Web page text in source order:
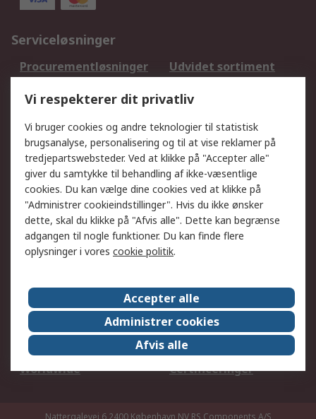
Serviceløsninger
Procurementløsninger
Udvidet sortiment
DesignSpark
Teknisk Support
Dit lokale salgsteam
Eksportløsninger
Support
Få hjælp
Returnering
Levering
Spor min ordre
Fakturakopi
Betalingsmuligheder
Fordele med Mit RS
Okdo
Om RS
Salgsbetingelser
Det juridiske
Pressecenter
Job hos RS
ESG
Worldwide
Certificeringer
Vi respekterer dit privatliv
Vi bruger cookies og andre teknologier til statistisk
brugsanalyse, personalisering og til at vise reklamer på
tredjepartswebsteder. Ved at klikke på "Accepter alle"
giver du samtykke til behandling af ikke-væsentlige
cookies. Du kan vælge dine cookies ved at klikke på
"Administrer cookieindstillinger". Hvis du ikke ønsker
dette, skal du klikke på "Afvis alle". Dette kan begrænse
adgangen til nogle funktioner. Du kan finde flere
oplysninger i vores cookie politik.
Accepter alle
Administrer cookies
Afvis alle